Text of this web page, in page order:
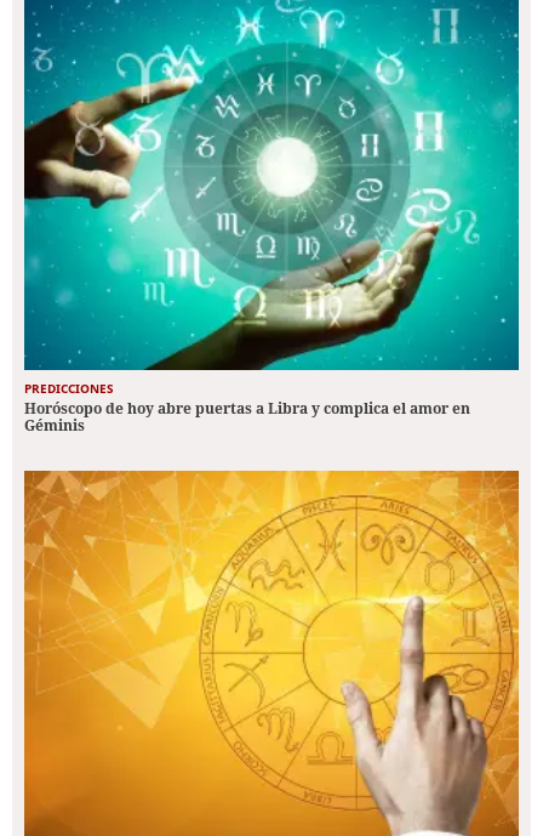
PREDICCIONES
Horóscopo de hoy abre puertas a Libra y complica el amor en
Géminis